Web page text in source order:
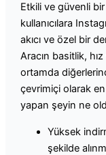
Etkili ve güvenli
kullanıcılara
akıcı ve özel bir
Aracın basitlik,
ortamda
çevrimiçi olarak
yapan şeyin ne
Yüksek
şekilde